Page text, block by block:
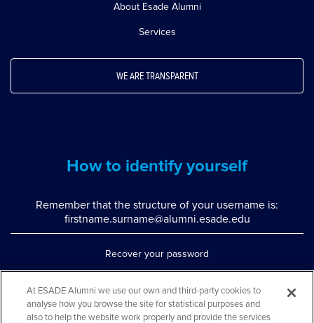
About Esade Alumni
Services
WE ARE TRANSPARENT
How to identify yourself
Remember that the structure of your username is:
firstname.surname@alumni.esade.edu
Recover your password
Contact us via WhatsApp
At ESADE Alumni we use our own and third-party cookies to
analyse how you browse the site for statistical purposes and
also to help the website work properly and provide the services